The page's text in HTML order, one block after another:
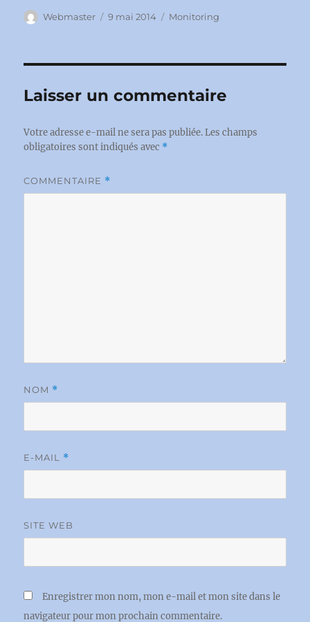
Auteur
Webmaster
Publié
9 mai 2014 Catégories
Monitoring
Laisser un commentaire
Votre adresse e-mail ne sera pas publiée. Les champs
obligatoires sont indiqués avec *
COMMENTAIRE *
NOM *
E-MAIL *
SITE WEB
Enregistrer mon nom, mon e-mail et mon site dans le
navigateur pour mon prochain commentaire.